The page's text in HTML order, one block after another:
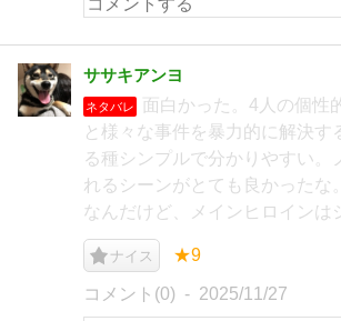
ササキアンヨ
ネタバレ
面白かった。4人の個性
と様々な事件を暴力的に解決す
る種シンプルで分かりやすい。
れるシーンがとても良かったな
なんだけど、メインヒロインは
ナイス ★9
コメント(0) 2025/11/27